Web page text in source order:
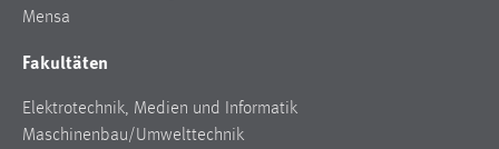
Mensa
Fakultäten
Elektrotechnik, Medien und Informatik
Maschinenbau/Umwelttechnik
einloggen zu können.
Cookie Laufzeit:
24 Stunden